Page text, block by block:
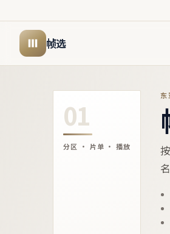
帧选
01
分区 · 片单 · 播放